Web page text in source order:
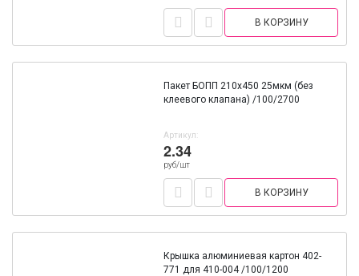
В КОРЗИНУ
Пакет БОПП 210х450 25мкм (без
клеевого клапана) /100/2700
Артикул:
2.34
руб/шт
В КОРЗИНУ
Крышка алюминиевая картон 402-
771 для 410-004 /100/1200